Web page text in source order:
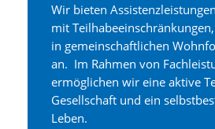
Wir bieten
mit
in gemeinschaftlichen
an. Im Rahmen von
ermöglichen wir eine aktive
Gesellschaft und ein
Leben.